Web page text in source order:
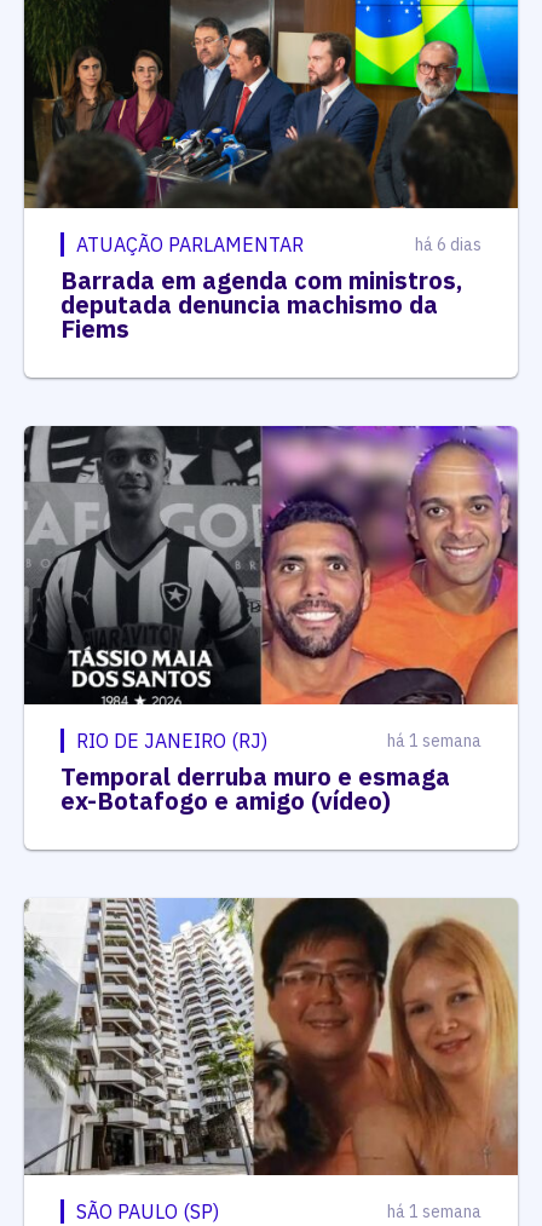
ATUAÇÃO PARLAMENTAR há 6 dias
Barrada em agenda com ministros,
deputada denuncia machismo da
Fiems
RIO DE JANEIRO (RJ) há 1 semana
Temporal derruba muro e esmaga
ex-Botafogo e amigo (vídeo)
SÃO PAULO (SP) há 1 semana